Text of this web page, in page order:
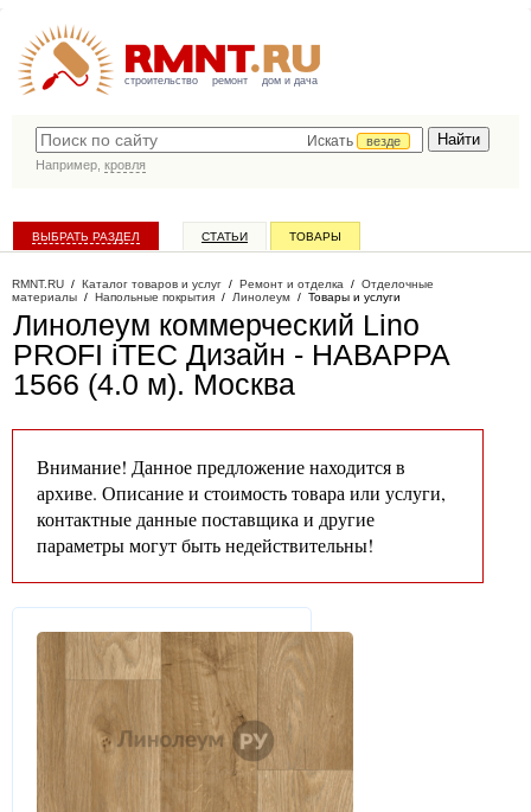
строительство ремонт дом и дача
Искать
везде
Например, кровля
ВЫБРАТЬ РАЗДЕЛ СТАТЬИ ТОВАРЫ
RMNT.RU / Каталог товаров и услуг / Ремонт и отделка / Отделочные
материалы / Напольные покрытия / Линолеум / Товары и услуги
Линолеум коммерческий Lino
PROFI iTEC Дизайн - НАВАРРА
1566 (4.0 м). Москва
Внимание! Данное предложение находится в
архиве. Описание и стоимость товара или услуги,
контактные данные поставщика и другие
параметры могут быть недействительны!